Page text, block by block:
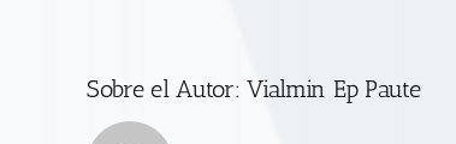
Sobre el Autor:Vialmin Ep Paute